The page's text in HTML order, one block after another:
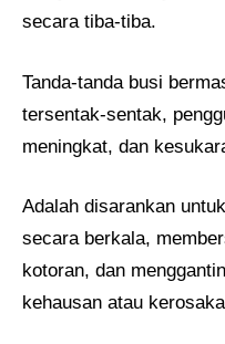
secara tiba-tiba.
Tanda-tanda busi
tersentak-sentak,
meningkat, dan
Adalah disarankan
secara berkala,
kotoran, dan
kehausan atau